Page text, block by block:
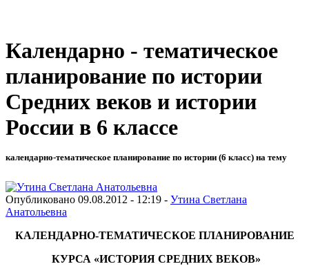
Календарно - тематическое
планирование по истории
Средних веков и истории
России в 6 классе
календарно-тематическое планирование по истории (6 класс) на тему
Опубликовано 09.08.2012 - 12:19 - Утина Светлана
Анатольевна
КАЛЕНДАРНО-ТЕМАТИЧЕСКОЕ ПЛАНИРОВАНИЕ
КУРСА «ИСТОРИЯ СРЕДНИХ ВЕКОВ»